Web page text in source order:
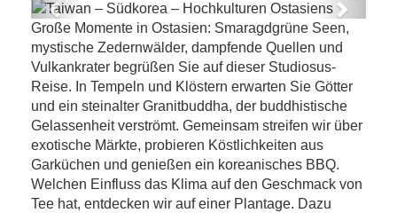
Taiwan – Südkorea – Hochkulturen
Ostasiens
Previous Next
Große Momente in Ostasien: Smaragdgrüne Seen,
mystische Zedernwälder, dampfende Quellen und
Vulkankrater begrüßen Sie auf dieser Studiosus-
Reise. In Tempeln und Klöstern erwarten Sie Götter
und ein steinalter Granitbuddha, der buddhistische
Gelassenheit verströmt. Gemeinsam streifen wir über
exotische Märkte, probieren Köstlichkeiten aus
Garküchen und genießen ein koreanisches BBQ.
Welchen Einfluss das Klima auf den Geschmack von
Tee hat, entdecken wir auf einer Plantage. Dazu